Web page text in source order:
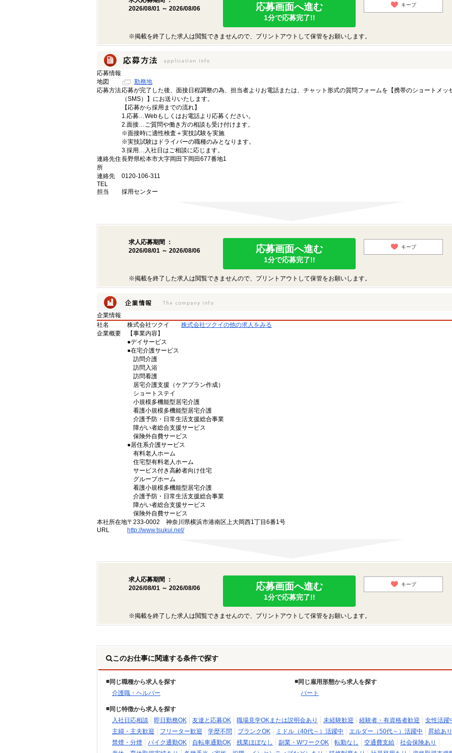
2026/08/01 ～ 2026/08/06
応募画面へ進む
1分で応募完了!!
キープ
※掲載を終了した求人は閲覧できませんので、プリントアウトして保管をお願いします。
応募情報
地図
勤務地
応募方法応募が完了した後、面接日程調整の為、担当者よりお電話または、チャット形式の質問フォームを【携帯のショートメッ
（SMS）】にお送りいたします。
【応募から採用までの流れ】
1.応募…Webもしくはお電話より応募ください。
2.面接…ご質問や働き方の相談も受け付けます。
※面接時に適性検査＋実技試験を実施
※実技試験はドライバーの職種のみとなります。
3.採用…入社日はご相談に応じます。
連絡先住
所
長野県松本市大字岡田下岡田677番地1
連絡先
TEL
0120-106-311
担当 採用センター
求人応募期間 ：
2026/08/01 ～ 2026/08/06
応募画面へ進む
1分で応募完了!!
キープ
※掲載を終了した求人は閲覧できませんので、プリントアウトして保管をお願いします。
企業情報
社名
株式会社ツクイ
株式会社ツクイの他の求人をみる
企業概要
【事業内容】
●デイサービス
●在宅介護サービス
訪問介護
訪問入浴
訪問看護
居宅介護支援（ケアプラン作成）
ショートステイ
小規模多機能型居宅介護
看護小規模多機能型居宅介護
介護予防・日常生活支援総合事業
障がい者総合支援サービス
保険外自費サービス
●居住系介護サービス
有料老人ホーム
住宅型有料老人ホーム
サービス付き高齢者向け住宅
グループホーム
看護小規模多機能型居宅介護
介護予防・日常生活支援総合事業
障がい者総合支援サービス
保険外自費サービス
本社所在地〒233-0002 神奈川県横浜市港南区上大岡西1丁目6番1号
URL
http://www.tsukui.net/
求人応募期間 ：
2026/08/01 ～ 2026/08/06
応募画面へ進む
1分で応募完了!!
キープ
※掲載を終了した求人は閲覧できませんので、プリントアウトして保管をお願いします。
このお仕事に関連する条件で探す
同じ職種から求人を探す
介護職・ヘルパー
同じ雇用形態から求人を探す
パート
同じ特徴から求人を探す
入社日応相談
即日勤務OK 友達と応募OK 職場見学OKまたは説明会あり 未経験歓迎 経験者・有資格者歓迎
女性活躍
主婦・主夫歓迎
フリーター歓迎 学歴不問 ブランクOK ミドル（40代～）活躍中 エルダー（50代～）活躍中
昇給あり
禁煙・分煙
バイク通勤OK 自転車通勤OK 残業ほぼなし 副業・WワークOK 転勤なし 交通費支給
社会保険あり